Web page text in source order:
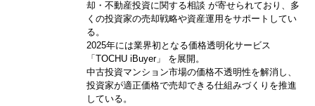
却・不動産投資に関する相談 が寄せられており、多
くの投資家の売却戦略や資産運用をサポートしてい
る。
2025年には業界初となる価格透明化サービス
「TOCHU iBuyer」 を展開。
中古投資マンション市場の価格不透明性を解消し、
投資家が適正価格で売却できる仕組みづくりを推進
している。